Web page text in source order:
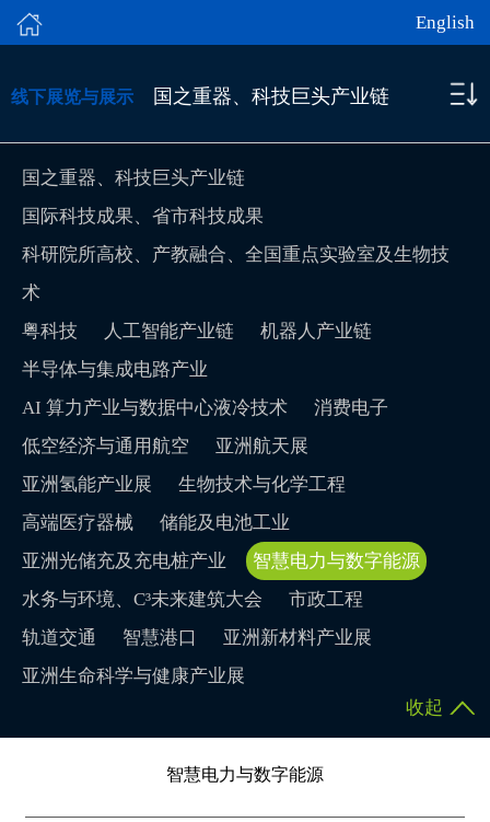
English
线下展览与展示 国之重器、科技巨头产业链
国之重器、科技巨头产业链
国际科技成果、省市科技成果
科研院所高校、产教融合、全国重点实验室及生物技
术
粤科技
人工智能产业链
机器人产业链
半导体与集成电路产业
AI 算力产业与数据中心液冷技术
消费电子
低空经济与通用航空
亚洲航天展
亚洲氢能产业展
生物技术与化学工程
高端医疗器械
储能及电池工业
亚洲光储充及充电桩产业
智慧电力与数字能源
水务与环境、C³未来建筑大会
市政工程
轨道交通
智慧港口
亚洲新材料产业展
亚洲生命科学与健康产业展
收起
智慧电力与数字能源